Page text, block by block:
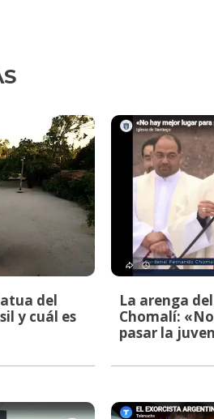
del
y cuál es
La arenga
Chomalí:
pasar la